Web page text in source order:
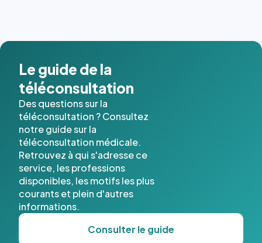
Le guide de la
téléconsultation
Des questions sur la
téléconsultation ? Consultez
notre guide sur la
téléconsultation médicale.
Retrouvez à qui s'adresse ce
service, les professions
disponibles, les motifs les plus
courants et plein d'autres
informations.
Consulter le guide